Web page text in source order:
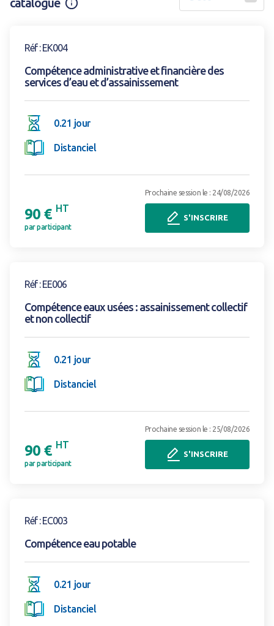
Réf : EK004
Compétence administrative et financière des
services d’eau et d’assainissement
0.21 jour
Distanciel
90 € HT
par participant
Prochaine session le : 24/08/2026
S'INSCRIRE
Réf : EE006
Compétence eaux usées : assainissement collectif
et non collectif
0.21 jour
Distanciel
90 € HT
par participant
Prochaine session le : 25/08/2026
S'INSCRIRE
Réf : EC003
Compétence eau potable
0.21 jour
Distanciel